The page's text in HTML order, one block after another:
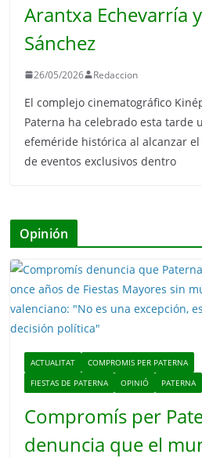
Arantxa Echevarría
Sánchez
26/05/2026 Redaccion
El complejo cinematográfico
Paterna ha celebrado esta tarde
efeméride histórica al alcanzar
de eventos exclusivos dentro
Opinión
ACTUALITAT
COMPROMIS PER PATERNA
FIESTAS DE PATERNA
OPINIÓ PATERNA
Compromís per
denuncia que el